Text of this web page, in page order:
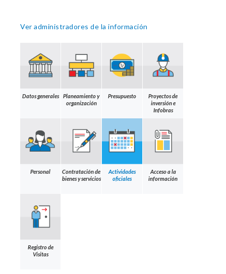
Ver administradores de la información
Datos generales
Planeamiento y
organización
Presupuesto
Proyectos de
inversión e
Infobras
Personal
Contratación de
bienes y servicios
Actividades
oficiales
Acceso a la
información
Registro de
Visitas